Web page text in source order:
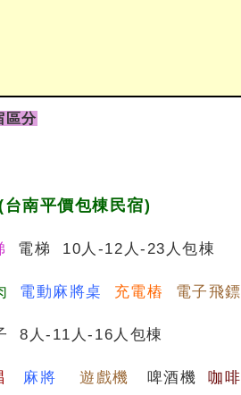
區分
台南平價包棟民宿)
電梯 10人-12人-23人包棟
電動麻將桌 充電樁 電子飛鏢
8人-11人-16人包棟
麻將 遊戲機 啤酒機咖啡